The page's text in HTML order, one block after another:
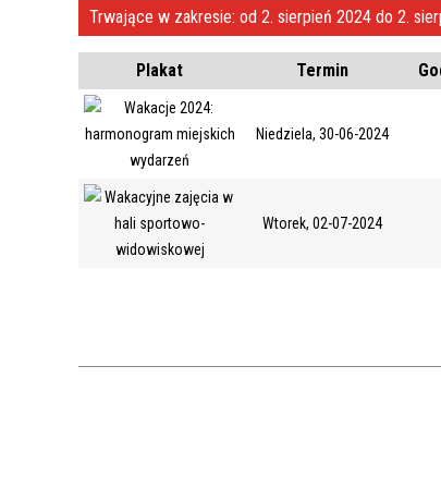
KASA
Trwające w zakresie: od 2. sierpień 2024 do 2.
Plakat Termin
Niedziela, 30-06-2024
Wtorek, 02-07-2024